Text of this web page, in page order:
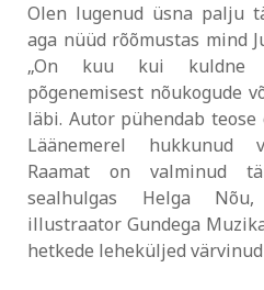
Olen lugenud üsna palju
aga nüüd rõõmustas mind
„On kuu kui kuldne
põgenemisest nõukogude
läbi. Autor pühendab teose
Läänemerel hukkunud
Raamat on valminud
sealhulgas Helga Nõu,
illustraator Gundega
hetkede leheküljed